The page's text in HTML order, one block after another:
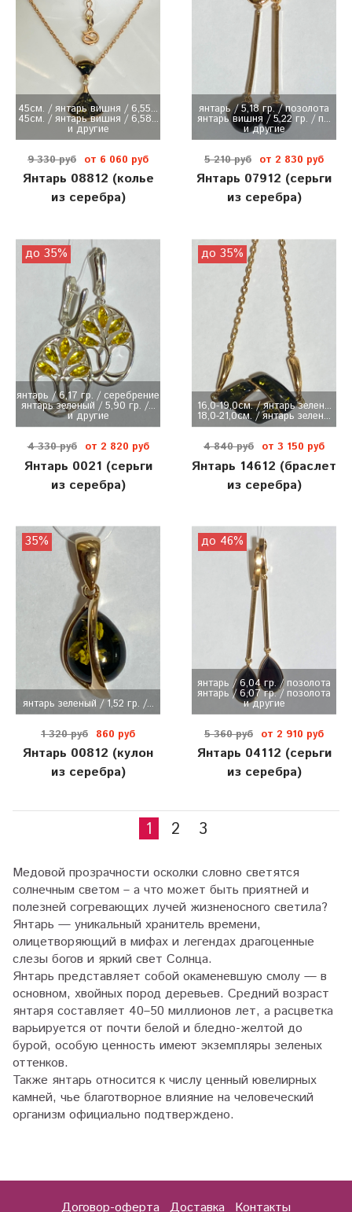
45см. / янтарь вишня / 6,55...
45см. / янтарь вишня / 6,58...
и другие
9 330 руб от 6 060 руб
Янтарь 08812 (колье
из серебра)
янтарь / 5,18 гр. / позолота
янтарь вишня / 5,22 гр. / п...
и другие
5 210 руб от 2 830 руб
Янтарь 07912 (серьги
из серебра)
янтарь / 6,17 гр. / серебрение
янтарь зеленый / 5,90 гр. /...
и другие
до 35%
4 330 руб от 2 820 руб
Янтарь 0021 (серьги
из серебра)
16,0-19,0см. / янтарь зелен...
18,0-21,0см. / янтарь зелен...
до 35%
4 840 руб от 3 150 руб
Янтарь 14612 (браслет
из серебра)
янтарь зеленый / 1,52 гр. /...
35%
1 320 руб 860 руб
Янтарь 00812 (кулон
из серебра)
янтарь / 6,04 гр. / позолота
янтарь / 6,07 гр. / позолота
и другие
до 46%
5 360 руб от 2 910 руб
Янтарь 04112 (серьги
из серебра)
1 2 3
Медовой прозрачности осколки словно светятся
солнечным светом – а что может быть приятней и
полезней согревающих лучей жизненосного светила?
Янтарь — уникальный хранитель времени,
олицетворяющий в мифах и легендах драгоценные
слезы богов и яркий свет Солнца.
Янтарь представляет собой окаменевшую смолу — в
основном, хвойных пород деревьев. Средний возраст
янтаря составляет 40–50 миллионов лет, а расцветка
варьируется от почти белой и бледно-желтой до
бурой, особую ценность имеют экземпляры зеленых
оттенков.
Также янтарь относится к числу ценный ювелирных
камней, чье благотворное влияние на человеческий
организм официально подтверждено.
Договор-оферта Доставка Контакты